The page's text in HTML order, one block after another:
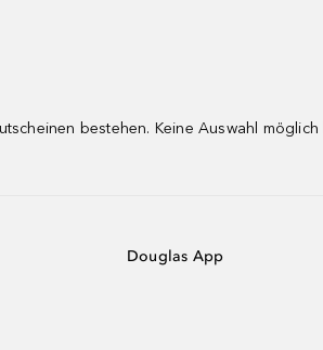
bestehen. Keine Auswahl
Douglas App